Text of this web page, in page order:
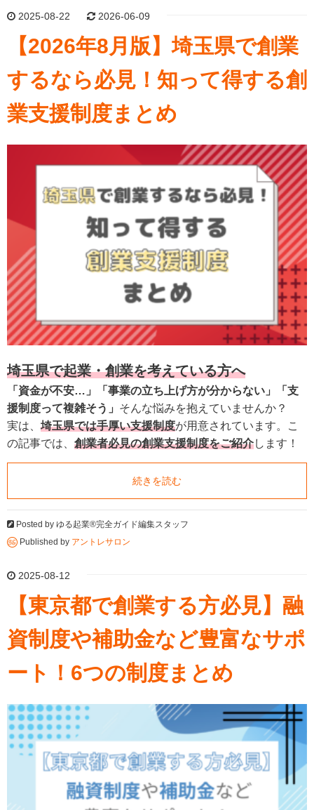
2025-08-22 2026-06-09
【2026年8月版】埼玉県で創業
するなら必見！知って得する創
業支援制度まとめ
埼玉県で起業・創業を考えている方へ
「資金が不安…」「事業の立ち上げ方が分からない」「支
援制度って複雑そう」 そんな悩みを抱えていませんか？
実は、 埼玉県では手厚い支援制度が用意されています。こ
の記事では、 創業者必見の創業支援制度をご紹介します！
続きを読む
Posted by ゆる起業®完全ガイド編集スタッフ
Published by アントレサロン
2025-08-12
【東京都で創業する方必見】融
資制度や補助金など豊富なサポ
ート！6つの制度まとめ